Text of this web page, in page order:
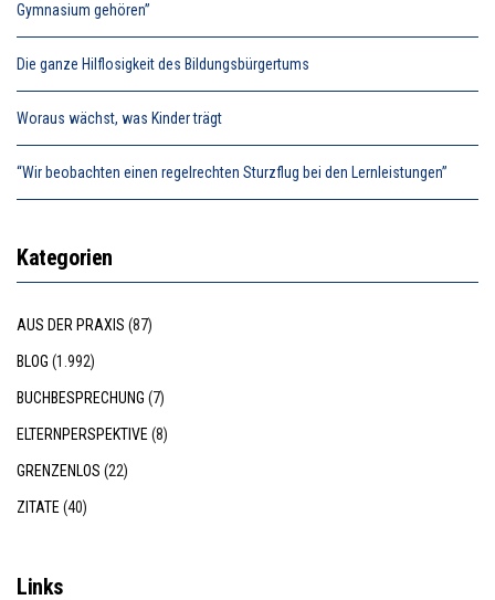
Gymnasium gehören”
Die ganze Hilflosigkeit des Bildungsbürgertums
Woraus wächst, was Kinder trägt
“Wir beobachten einen regelrechten Sturzflug bei den Lernleistungen”
Kategorien
AUS DER PRAXIS (87)
BLOG (1.992)
BUCHBESPRECHUNG (7)
ELTERNPERSPEKTIVE (8)
GRENZENLOS (22)
ZITATE (40)
Links